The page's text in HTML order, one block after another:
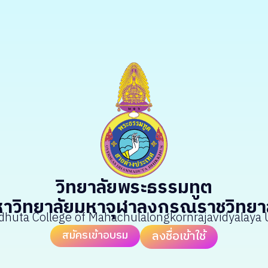
วิทยาลัยพระธรรมทูต
วิทยาลัยมหาจุฬาลงกรณราชวิทย
College of Mahachulalongkornrajavidyalaya
สมัครเข้าอบรม ลงชื่อเข้าใช้